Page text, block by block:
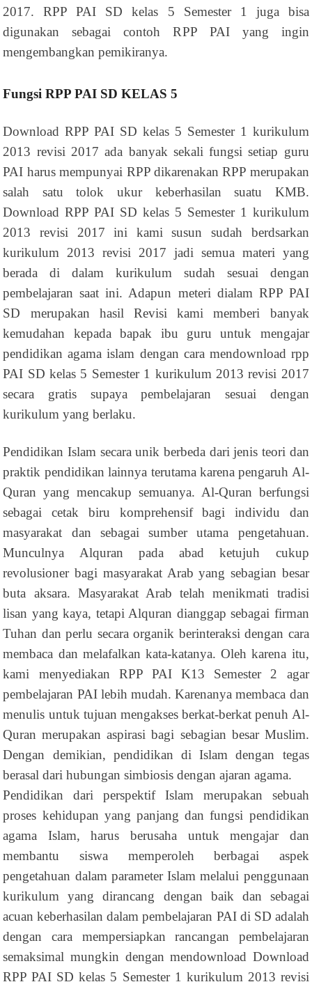
2017. RPP PAI SD kelas 5 Semester 1 juga bisa
digunakan sebagai contoh RPP PAI yang ingin
mengembangkan pemikiranya.
Fungsi RPP PAI SD KELAS 5
Download RPP PAI SD kelas 5 Semester 1 kurikulum
2013 revisi 2017 ada banyak sekali fungsi setiap guru
PAI harus mempunyai RPP dikarenakan RPP merupakan
salah satu tolok ukur keberhasilan suatu KMB.
Download RPP PAI SD kelas 5 Semester 1 kurikulum
2013 revisi 2017 ini kami susun sudah berdsarkan
kurikulum 2013 revisi 2017 jadi semua materi yang
berada di dalam kurikulum sudah sesuai dengan
pembelajaran saat ini. Adapun meteri dialam RPP PAI
SD merupakan hasil Revisi kami memberi banyak
kemudahan kepada bapak ibu guru untuk mengajar
pendidikan agama islam dengan cara mendownload rpp
PAI SD kelas 5 Semester 1 kurikulum 2013 revisi 2017
secara gratis supaya pembelajaran sesuai dengan
kurikulum yang berlaku.
Pendidikan Islam secara unik berbeda dari jenis teori dan
praktik pendidikan lainnya terutama karena pengaruh Al-
Quran yang mencakup semuanya. Al-Quran berfungsi
sebagai cetak biru komprehensif bagi individu dan
masyarakat dan sebagai sumber utama pengetahuan.
Munculnya Alquran pada abad ketujuh cukup
revolusioner bagi masyarakat Arab yang sebagian besar
buta aksara. Masyarakat Arab telah menikmati tradisi
lisan yang kaya, tetapi Alquran dianggap sebagai firman
Tuhan dan perlu secara organik berinteraksi dengan cara
membaca dan melafalkan kata-katanya. Oleh karena itu,
kami menyediakan RPP PAI K13 Semester 2 agar
pembelajaran PAI lebih mudah. Karenanya membaca dan
menulis untuk tujuan mengakses berkat-berkat penuh Al-
Quran merupakan aspirasi bagi sebagian besar Muslim.
Dengan demikian, pendidikan di Islam dengan tegas
berasal dari hubungan simbiosis dengan ajaran agama.
Pendidikan dari perspektif Islam merupakan sebuah
proses kehidupan yang panjang dan fungsi pendidikan
agama Islam, harus berusaha untuk mengajar dan
membantu siswa memperoleh berbagai aspek
pengetahuan dalam parameter Islam melalui penggunaan
kurikulum yang dirancang dengan baik dan sebagai
acuan keberhasilan dalam pembelajaran PAI di SD adalah
dengan cara mempersiapkan rancangan pembelajaran
semaksimal mungkin dengan mendownload Download
RPP PAI SD kelas 5 Semester 1 kurikulum 2013 revisi